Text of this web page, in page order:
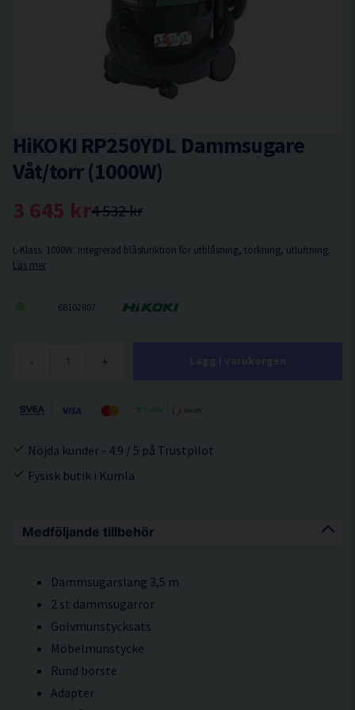
Medföljande tillbehör
Dammsugarslang 3,5 m
2 st dammsugarrör
Golvmunstycksats
Möbelmunstycke
Rund borste
Adapter
HiKOKI RP250YDL Dammsugare
Våt/torr (1000W)
4 532 kr
3 645 kr
L-Klass. 1000W. Integrerad blåsfunktion för utblåsning, torkning, utluftning.
Läs mer
68102807
- +
Nöjda kunder - 4.9 / 5 på Trustpilot
Fysisk butik i Kumla